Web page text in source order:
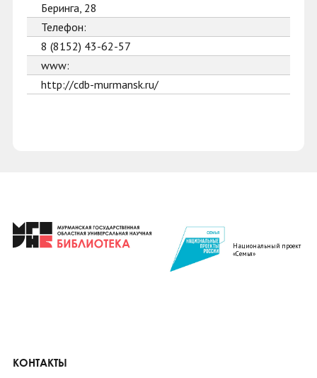
Беринга, 28
Телефон:
8 (8152) 43-62-57
www:
http://cdb-murmansk.ru/
Национальный проект
«Семья»
КОНТАКТЫ